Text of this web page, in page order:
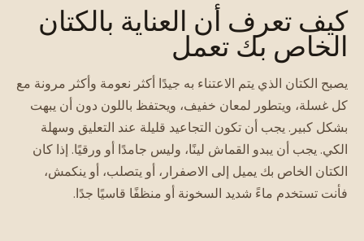
كيف تعرف أن العناية بالكتان
الخاص بك تعمل
يصبح الكتان الذي يتم الاعتناء به جيدًا أكثر نعومة وأكثر مرونة مع
كل غسلة، ويتطور لمعان خفيف، ويحتفظ باللون دون أن يبهت
بشكل كبير. يجب أن تكون التجاعيد قليلة عند التعليق وسهلة
الكي. يجب أن يبدو القماش لينًا، وليس جامدًا أو ورقيًا. إذا كان
الكتان الخاص بك يميل إلى الاصفرار، أو يتصلب، أو ينكمش،
فأنت تستخدم ماءً شديد السخونة أو منظفًا قاسيًا جدًا.